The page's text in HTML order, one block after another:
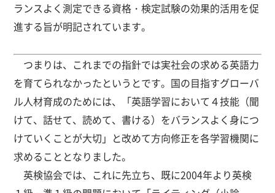
ランスよく測定できる資格・検定試験の効果的活用を促
進する旨が明記されています。
つまりは、これまでの指針では実社会の求める英語力
を育てられなかったというとです。国の目指すグローバ
ル人材育成のためには、「英語学習において４技能（聞
けて、話せて、読めて、書ける）をバランスよく身につ
けていくことが大切」と改めて方向修正を各学習機関に
求めることとなりました。
英検協会では、これに先立ち、既に2004年より英検